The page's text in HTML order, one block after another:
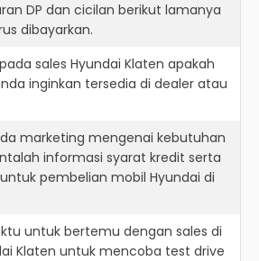
DP dan cicilan berikut lamanya
dibayarkan.
sales Hyundai Klaten apakah
inginkan tersedia di dealer atau
marketing mengenai kebutuhan
informasi syarat kredit serta
pembelian mobil Hyundai di
untuk bertemu dengan sales di
Klaten untuk mencoba test drive